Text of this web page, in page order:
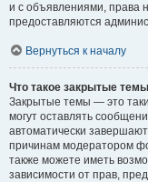
и с объявлениями, права
предоставляются
Вернуться к началу
Что такое закрытые
Закрытые темы — это
могут оставлять
автоматически
причинам модератором
также можете иметь
зависимости от прав,